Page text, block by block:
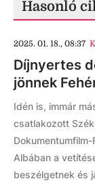
Hasonló
2025. 01. 18., 08:37
Díjnyertes
jönnek
Idén is, immár
csatlakozott
Albában a
beszélgetnek és